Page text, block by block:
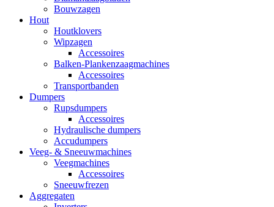
Bouwzagen
Hout
Houtklovers
Wipzagen
Accessoires
Balken-Plankenzaagmachines
Accessoires
Transportbanden
Dumpers
Rupsdumpers
Accessoires
Hydraulische dumpers
Accudumpers
Veeg- & Sneeuwmachines
Veegmachines
Accessoires
Sneeuwfrezen
Aggregaten